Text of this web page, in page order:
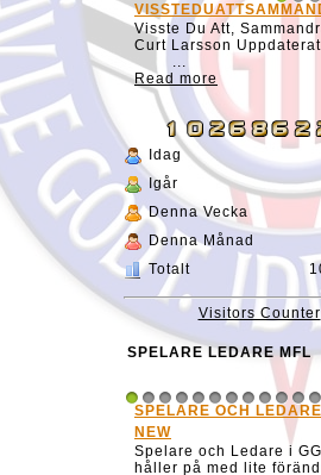
1 2 3
Visste Du Att,
Curt Larsson
...
Read more
Idag
Igår
Denna Vecka
Denna Månad
Totalt
Visitors Counter
SPELARE LEDARE MFL
2 3 4 5 6 7 8 9 1011
SPELARE OCH
NEW
Spelare och Ledare i
håller på med lite